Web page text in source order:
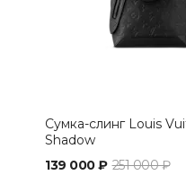
Сумка-слинг Louis
Shadow
139 000 ₽ 251 000 ₽